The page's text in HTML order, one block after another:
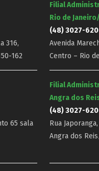
316,
162
65 sala
Filial
Rio de
(48) 3027-
Avenida
Centro – Rio
Filial
Angra dos
(48) 3027-
Rua
Angra dos